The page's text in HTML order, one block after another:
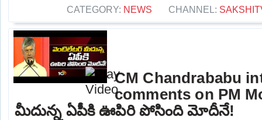
CATEGORY: NEWS CHANNEL:
CM Chandrababu
comments on PM
మీదున్న ఏపీకి ఊపిరి పోసింది మోదీనే!